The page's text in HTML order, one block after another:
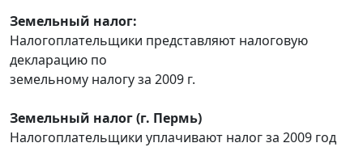
Земельный налог:
Налогоплательщики представляют налоговую
декларацию по
земельному налогу за 2009 г.
Земельный налог (г. Пермь)
Налогоплательщики уплачивают налог за 2009 год